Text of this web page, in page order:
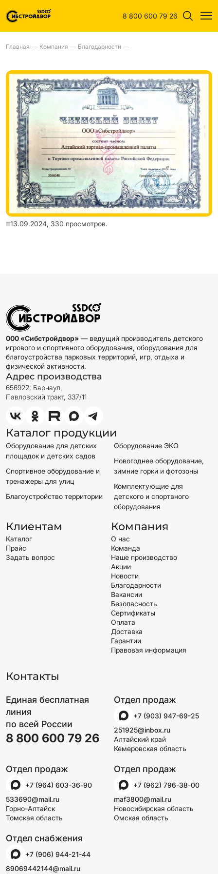
8 800 600 79 26
Главная — Компания — Благодарности —
13.09.2024, 330 просмотров.
000 «Сибстройдвор» — ведущий производитель детского
игрового и спортивного оборудования, оборудования для
благоустройства парковых территорий, игр, отдыха и
физической активности.
Адрес производства
656922, Барнаул,
Павловский тракт, 337/11
Каталог продукции
Оборудование для детских
площадок и детских садов
Спортивное оборудование и
тренажеры для улиц
Благоустройство территории
Оборудование ЭКО
Новогоднее оборудование,
зимние горки и фотозоны
Комплектующие для
детского и спортвного
оборудования
Клиентам
Каталог
Прайс
Задать вопрос
Компания
О нас
Команда
Наше производство
Акции
Новости
Благодарности
Вакансии
Безопасность
Сертификаты
Оплата
Доставка
Гарантии
Правовая информация
Контакты
Единая бесплатная
линия
по всей России
8 800 600 79 26
Отдел продаж
+7 (903) 947-69-25
251925@inbox.ru
Алтайский край
Кемеровская область
Отдел продаж
+7 (964) 603-36-90
533690@mail.ru
Горно-Алтайск
Томская область
Отдел продаж
+7 (962) 796-38-00
maf3800@mail.ru
Новосибирская область
Омская область
Отдел снабжения
+7 (906) 944-21-44
89069442144@mail.ru